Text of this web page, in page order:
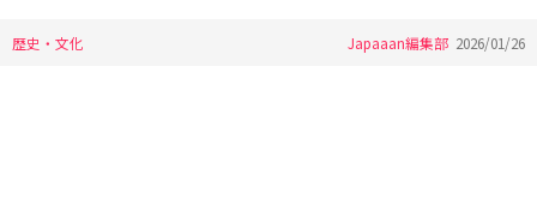
歴史・文化 Japaaan編集部 2026/01/26